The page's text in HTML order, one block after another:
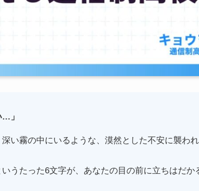
」
い霧の中にいるような、漠然とした不安に襲わ
うたった6文字が、あなたの目の前に立ちはだか